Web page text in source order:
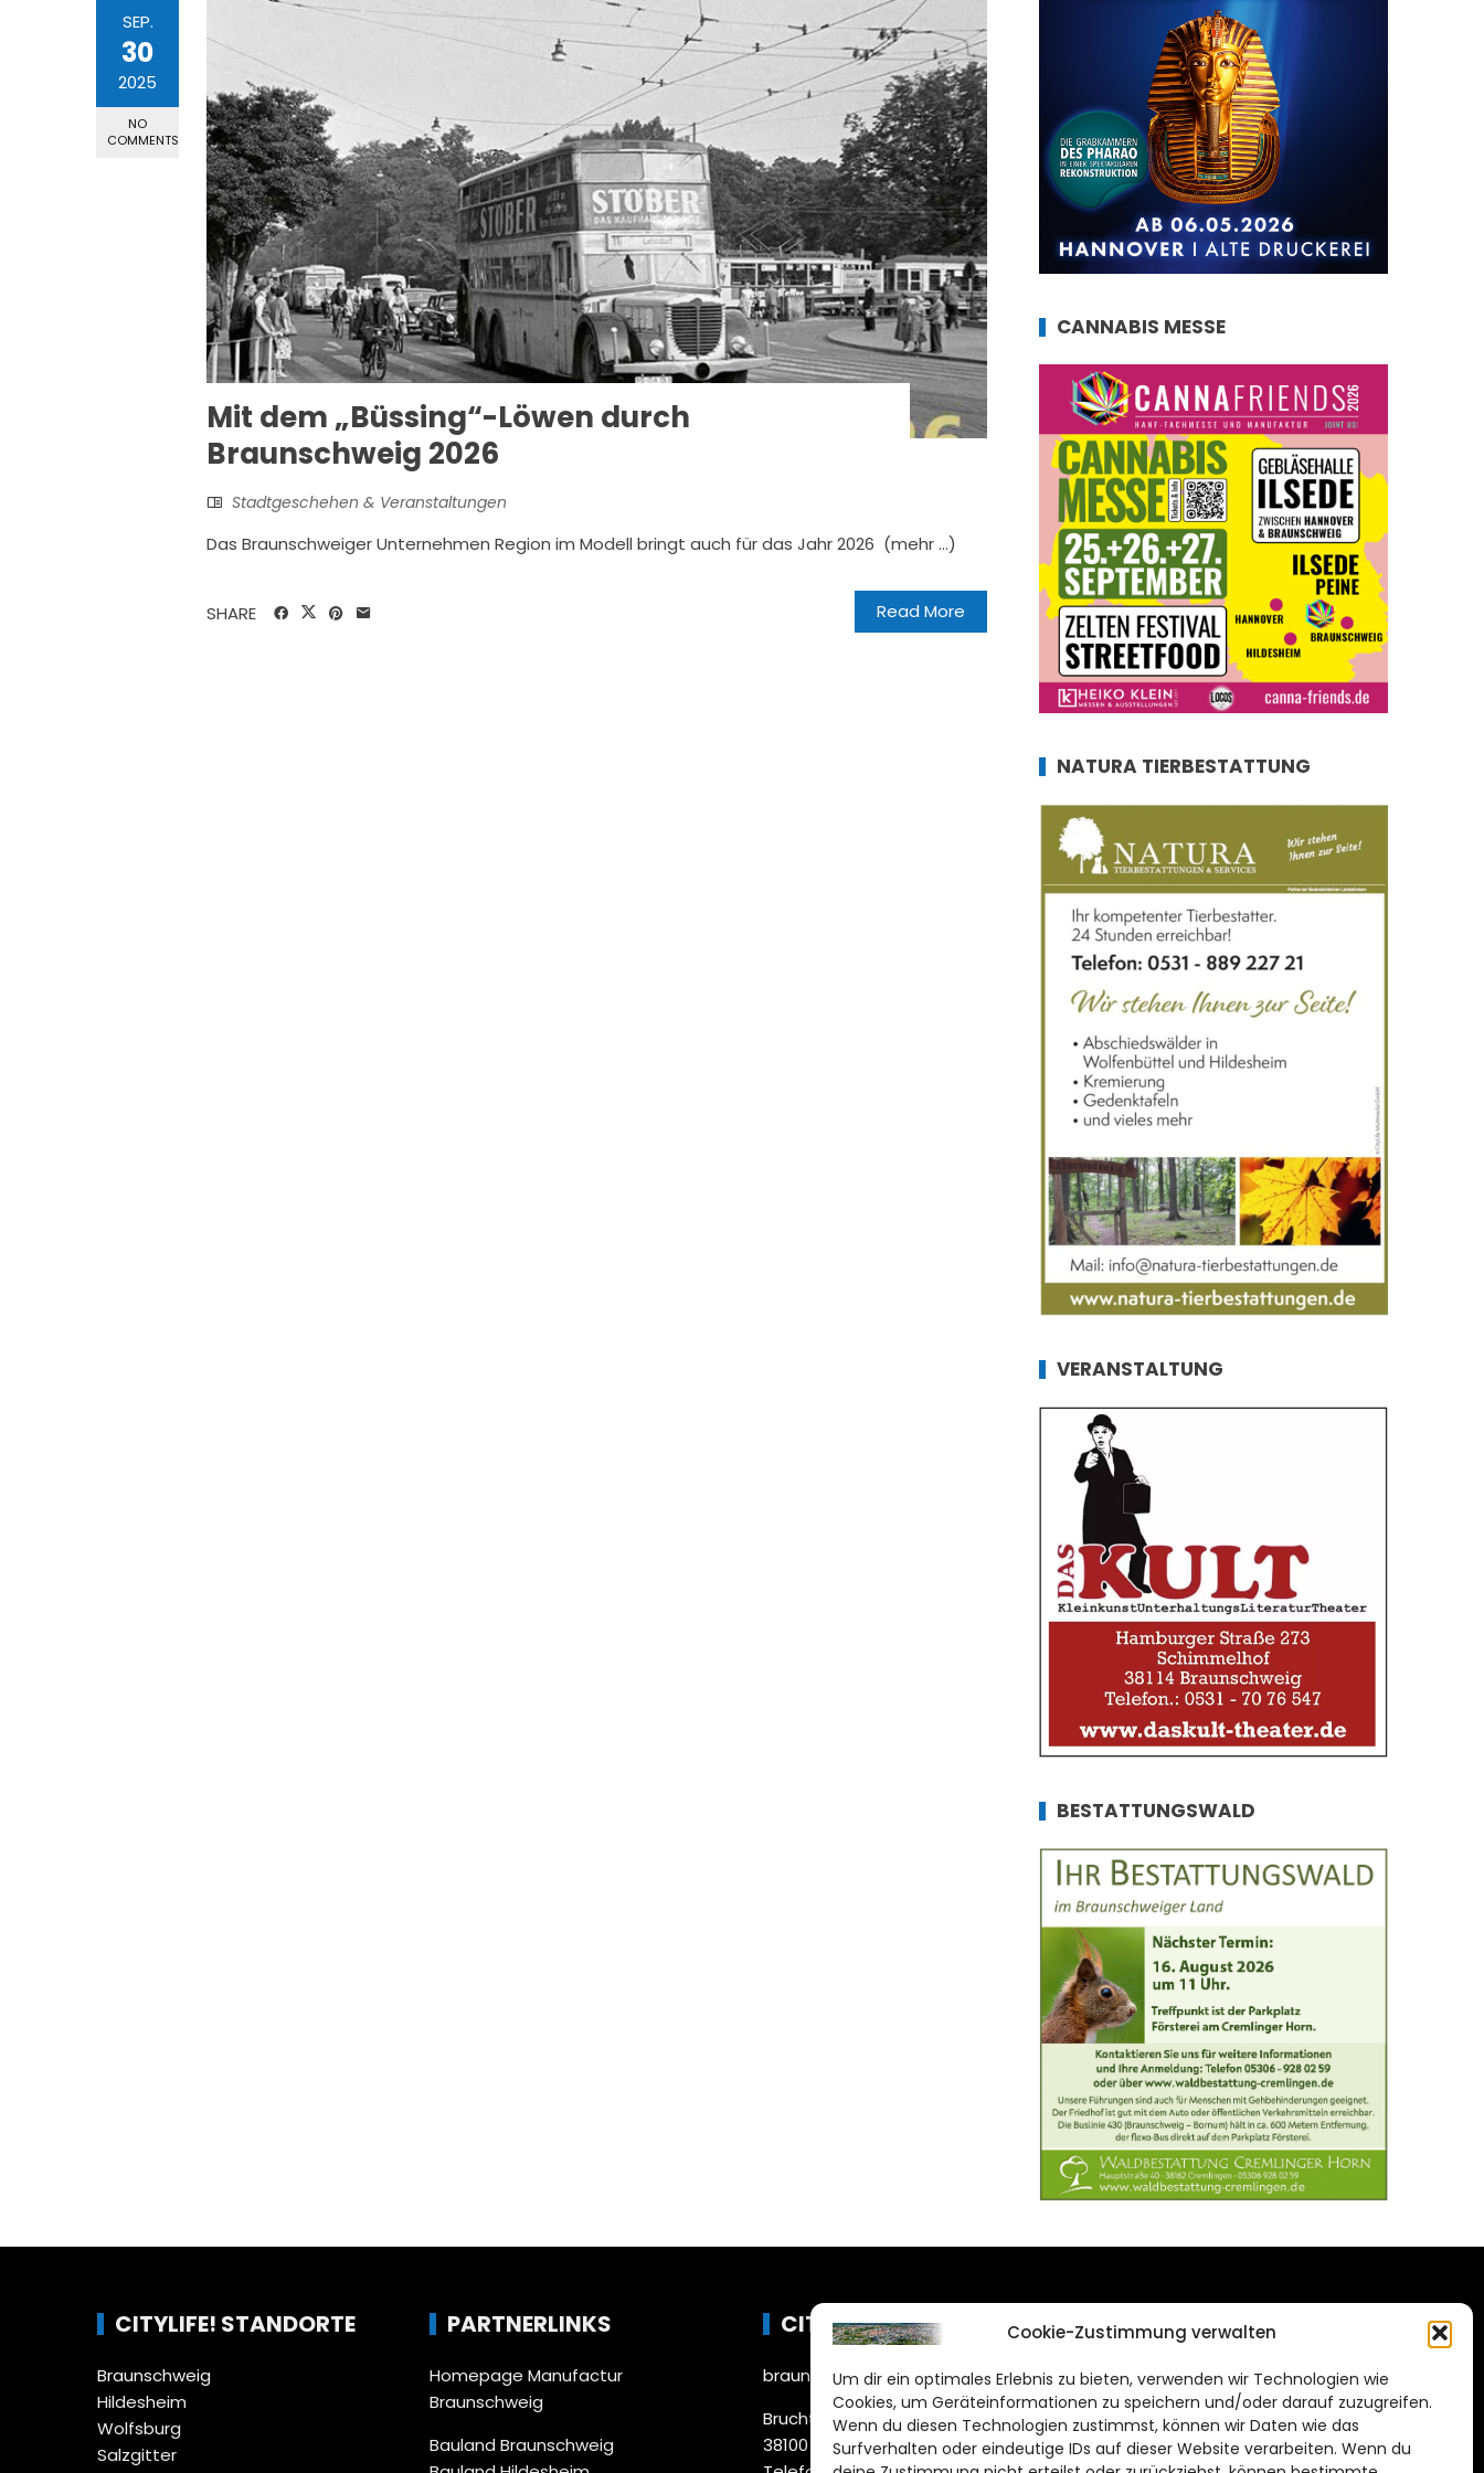
Cookie-Zustimmung verwalten
Um dir ein optimales Erlebnis zu bieten, verwenden wir Technologien wie
Cookies, um Geräteinformationen zu speichern und/oder darauf zuzugreifen.
Wenn du diesen Technologien zustimmst, können wir Daten wie das
Surfverhalten oder eindeutige IDs auf dieser Website verarbeiten. Wenn du
SEP.
30
2025
NO
COMMENTS
Mit dem „Büssing“-Löwen durch
Braunschweig 2026
Stadtgeschehen & Veranstaltungen
Das Braunschweiger Unternehmen Region im Modell bringt auch für das Jahr 2026 (mehr …)
Read More
SHARE
CANNABIS MESSE
NATURA TIERBESTATTUNG
VERANSTALTUNG
BESTATTUNGSWALD
CITYLIFE! STANDORTE
Braunschweig
Hildesheim
Wolfsburg
Salzgitter
PARTNERLINKS
Homepage Manufactur
Braunschweig
Bauland Braunschweig
CITYLIFE!
braunschweig@citylifemedien.de
Bruchtorwall 12
38100 Braunschweig
DAS STADTMAGAZIN
FÜR BRAUNSCHWEIG
Impressum
Datenschutzerklärung
Cookie Richtlinie